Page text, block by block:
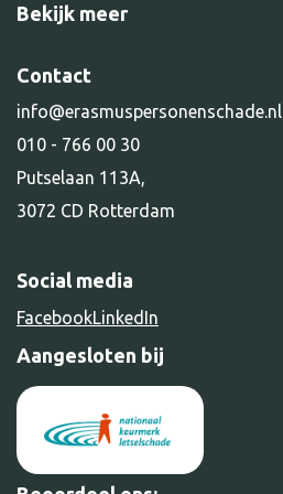
Nationaal Keurmerk Letselschade
Vacatures
Downloads
Verkeersongeval
Sport en spel
Second opinion
Schade door dieren
Alle diensten
Bekijk meer
Succesverhalen
Kennisbank
Vacatures
3
Contact
info@erasmuspersonenschade.nl
010 - 766 00 30
Putselaan 113A,
3072 CD Rotterdam
Social media
FacebookLinkedIn
Aangesloten bij